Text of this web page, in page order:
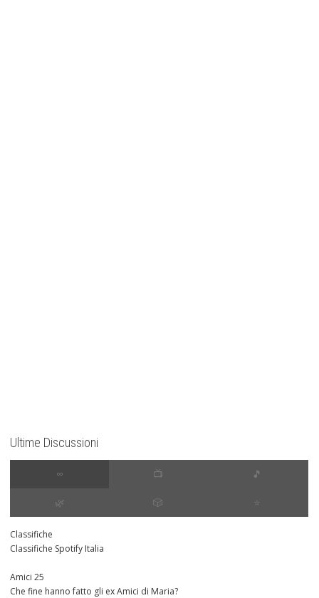
Ultime Discussioni
∞ 📺 🎵
🌿 🎲 ⭐️
Classifiche
Classifiche Spotify Italia
Amici 25
Che fine hanno fatto gli ex Amici di Maria?